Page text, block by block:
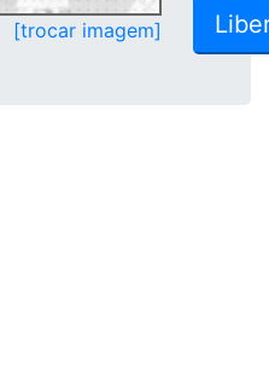
[trocar imagem]